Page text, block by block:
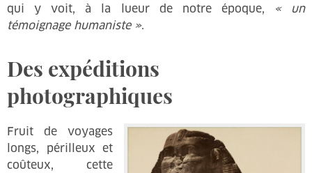
qui y voit, à la lueur de notre époque, « un
témoignage humaniste ».
Des expéditions
photographiques
Fruit de voyages
longs, périlleux et
coûteux, cette